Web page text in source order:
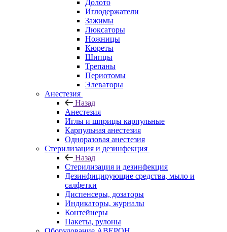
Долото
Иглодержатели
Зажимы
Люксаторы
Ножницы
Кюреты
Шипцы
Трепаны
Периотомы
Элеваторы
Анестезия
Назад
Анестезия
Иглы и шприцы карпульные
Карпульная анестезия
Одноразовая анестезия
Стерилизация и дезинфекция
Назад
Стерилизация и дезинфекция
Дезинфицирующие средства, мыло и
салфетки
Диспенсеры, дозаторы
Индикаторы, журналы
Контейнеры
Пакеты, рулоны